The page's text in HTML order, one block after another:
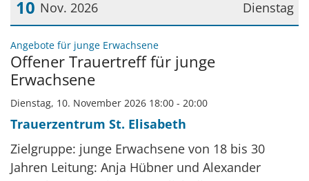
Dienstag
10 Nov. 2026
Datum: 10. November 2026
Angebote für junge Erwachsene:
Offener Trauertreff für junge
Erwachsene
Dienstag, 10. November 2026 18:00 - 20:00
Trauerzentrum St. Elisabeth
Zielgruppe: junge Erwachsene von 18 bis 30
Jahren Leitung: Anja Hübner und Alexander